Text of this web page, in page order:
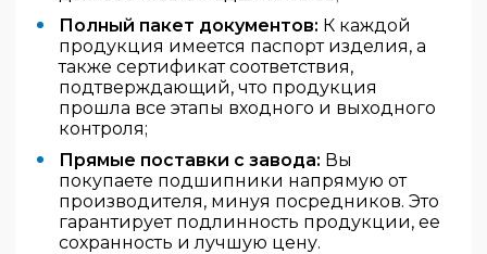
Полный пакет документов: К каждой
продукция имеется паспорт изделия, а
также сертификат соответствия,
подтверждающий, что продукция
прошла все этапы входного и выходного
контроля;
Прямые поставки с завода: Вы
покупаете подшипники напрямую от
производителя, минуя посредников. Это
гарантирует подлинность продукции, ее
сохранность и лучшую цену.